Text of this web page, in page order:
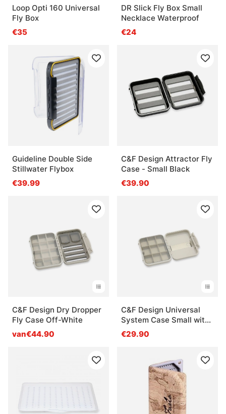
Loop Opti 160 Universal
Fly Box
€35
DR Slick Fly Box Small
Necklace Waterproof
€24
Guideline Double Side
Stillwater Flybox
€39.99
C&F Design Attractor Fly
Case - Small Black
€39.90
C&F Design Dry Dropper
Fly Case Off-White
van€44.90
C&F Design Universal
System Case Small with
Comp
€29.90